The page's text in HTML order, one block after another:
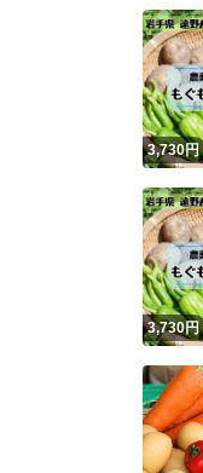
3,730円
3,730円